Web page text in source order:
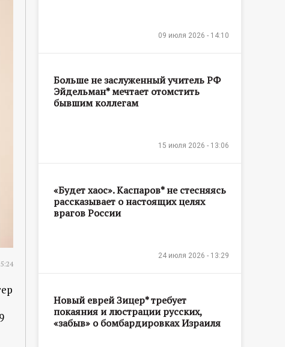
09 июля 2026 - 14:10
Больше не заслуженный учитель РФ
Эйдельман* мечтает отомстить
бывшим коллегам
15 июля 2026 - 13:06
«Будет хаос». Каспаров* не стесняясь
рассказывает о настоящих целях
врагов России
24 июля 2026 - 13:29
Новый еврей Зицер* требует
покаяния и люстрации русских,
«забыв» о бомбардировках Израиля